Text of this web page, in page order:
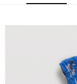
1.本服務係由「台灣大
買賣價金債權讓與本公
3.完整用戶服務條款，
付款後7-11取貨
每筆NT$100，滿